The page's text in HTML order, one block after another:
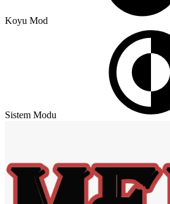
Koyu Mod
Sistem Modu